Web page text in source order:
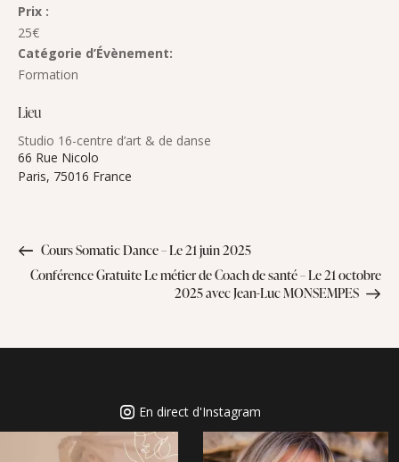
Prix :
25€
Catégorie d’Évènement:
Formation
Lieu
Studio 16-centre d’art & de danse
66 Rue Nicolo
Paris, 75016 France
Cours Somatic Dance – Le 21 juin 2025
Conférence Gratuite Le métier de Coach de santé – Le 21 octobre
2025 avec Jean-Luc MONSEMPES
En direct d'Instagram